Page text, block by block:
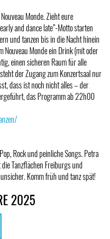
Monde. Zieht eure
and dance late”-Motto starten
und tanzen bis in die Nacht hinein
Monde ein Drink (mit oder
einen sicheren Raum für alle
der Zugang zum Konzertsaal nur
dass ist noch nicht alles – der
das Programm ab 22h00
Rock und peinliche Songs. Petra
Tanzflächen Freiburgs und
Komm früh und tanz spät!
2025